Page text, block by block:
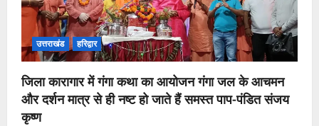
उत्तराखंड हरिद्वार
जिला कारागार में गंगा कथा का आयोजन गंगा जल के आचमन
और दर्शन मात्र से ही नष्ट हो जाते हैं समस्त पाप-पंडित संजय
कृष्ण